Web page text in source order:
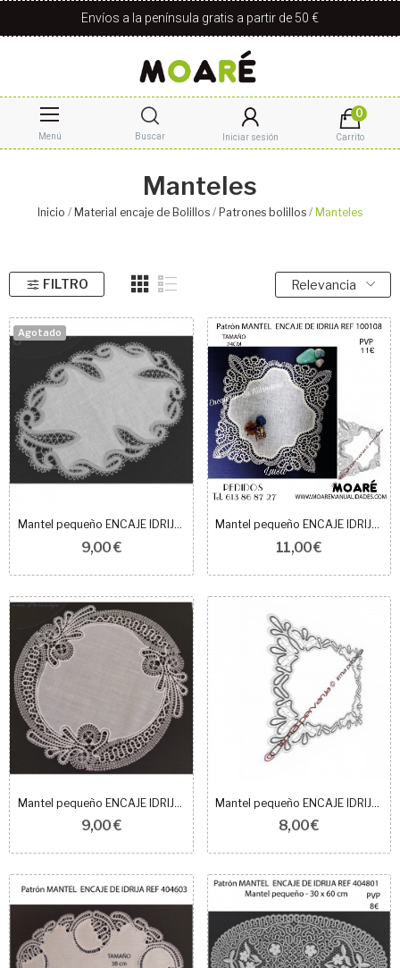
Envíos a la península gratis a partir de 50 €
Menú Buscar Iniciar sesión
0
Carrito
Manteles
Inicio Material encaje de Bolillos Patrones bolillos Manteles
FILTRO Relevancia
Agotado
Mantel pequeño ENCAJE IDRIJA 407501
9,00 €
Mantel pequeño ENCAJE IDRIJA 100108
11,00 €
Mantel pequeño ENCAJE IDRIJA 407101
9,00 €
Mantel pequeño ENCAJE IDRIJA 414115
8,00 €